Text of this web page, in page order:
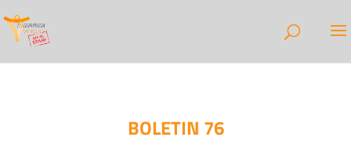
BOLETIN 76